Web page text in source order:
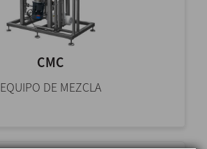
CMC
EQUIPO DE MEZCLA